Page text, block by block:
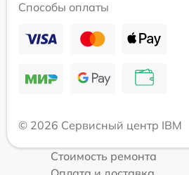
Способы оплаты
© 2026 Сервисный центр IBM
Стоимость ремонта